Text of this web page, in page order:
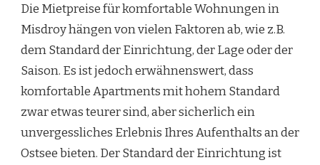
Die Mietpreise für komfortable Wohnungen in
Misdroy hängen von vielen Faktoren ab, wie z.B.
dem Standard der Einrichtung, der Lage oder der
Saison. Es ist jedoch erwähnenswert, dass
komfortable Apartments mit hohem Standard
zwar etwas teurer sind, aber sicherlich ein
unvergessliches Erlebnis Ihres Aufenthalts an der
Ostsee bieten. Der Standard der Einrichtung ist